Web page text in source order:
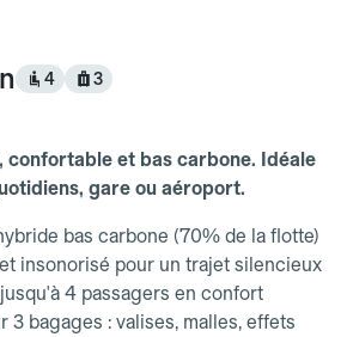
4 3
confortable et bas carbone. Idéale
gare ou aéroport.
bas carbone (70% de la flotte)
insonorisé pour un trajet silencieux
4 passagers en confort
3 bagages : valises, malles, effets